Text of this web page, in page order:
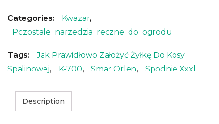
Categories: Kwazar,
Pozostale_narzedzia_reczne_do_ogrodu
Tags:
Jak Prawidłowo Założyć Żyłkę Do Kosy
Spalinowej, K-700, Smar Orlen, Spodnie Xxxl
Description